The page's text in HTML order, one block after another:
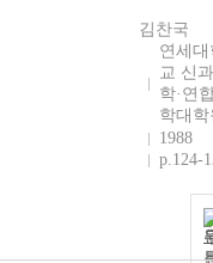
김찬국
연세대
교 신
학·연
학대학
1988
p.124-